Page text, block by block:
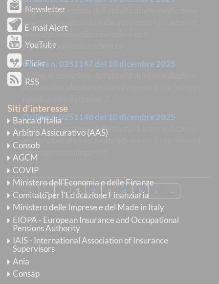
Ordine di cessazione dell'attività di intermediazione
assicurativa abusiva svolta attraverso i siti internet
www.assi.lombardiassicurazioni.eu e
assi.lombardiassicurazioni.eu
Ordine n. 0251147 del 10 dicembre 2025
assicurativa abusiva svolta attraverso il sito internet
Ordine n. 0251146 del 10 dicembre 2025
Ordine di cessazione dell'attività di intermediazione
assicurativa abusiva svolta attraverso il sito internet
www.agenziacallegaro.it
← « 1 2 3 4 5 » →
Newsletter
E-mail Alert
YouTube
Flickr
RSS
Siti d'interesse
Banca d’Italia
Arbitro Assicurativo (AAS)
Consob
AGCM
COVIP
Ministero dell'Economia e delle Finanze
Comitato per l'Educazione Finanziaria
Ministero delle Imprese e del Made in Italy
EIOPA - European Insurance and Occupational
Pensions Authority
IAIS - International Association of Insurance
Supervisors
Ania
Consap